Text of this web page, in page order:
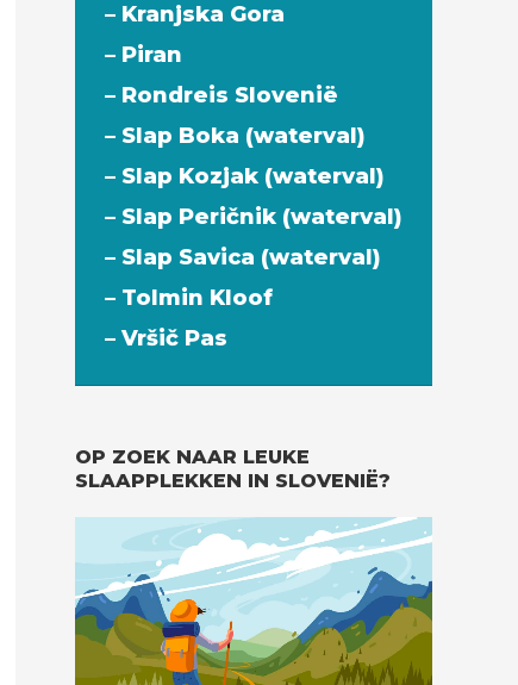
– Kranjska Gora
– Piran
– Rondreis Slovenië
– Slap Boka (waterval)
– Slap Kozjak (waterval)
– Slap Peričnik (waterval)
– Slap Savica (waterval)
– Tolmin Kloof
– Vršič Pas
OP ZOEK NAAR LEUKE
SLAAPPLEKKEN IN SLOVENIË?